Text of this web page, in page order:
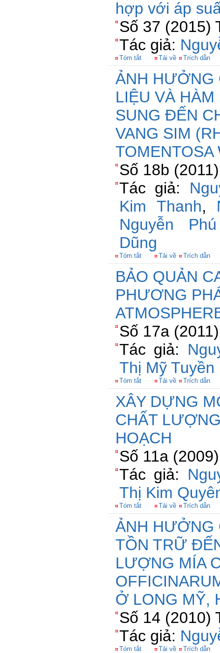
hợp với áp
Số 37 (2015)
Tác giả:
Tóm tắt Tải về Trích dẫn
ẢNH HƯỞNG
LIỆU VÀ
SUNG ĐẾN
VANG SIM
TOMENTOSA
Số 18b
Tác giả:
Kim Thanh,
Nguyễn
Dũng
Tóm tắt Tải về Trích dẫn
BẢO QUẢN
PHƯƠNG
Số 17a
Tác giả:
Thị Mỹ Tuyền
Tóm tắt Tải về Trích dẫn
XÂY DỰNG
CHẤT
HOẠCH
Số 11a
Tác giả:
Thị Kim
Tóm tắt Tải về Trích dẫn
ẢNH HƯỞNG
TỒN TRỮ
LƯỢNG MÍA
Ở LONG MỸ,
Số 14 (2010)
Tác giả:
Tóm tắt Tải về Trích dẫn